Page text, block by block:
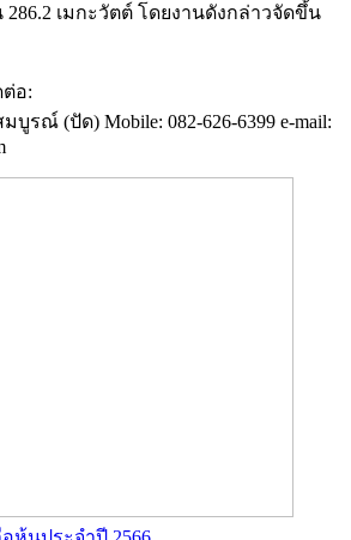
เมกะวัตต์ โดยงานดังกล่าวจัดขึ้น
อ:
รณ์ (ปัด) Mobile: 082-626-6399 e-mail: